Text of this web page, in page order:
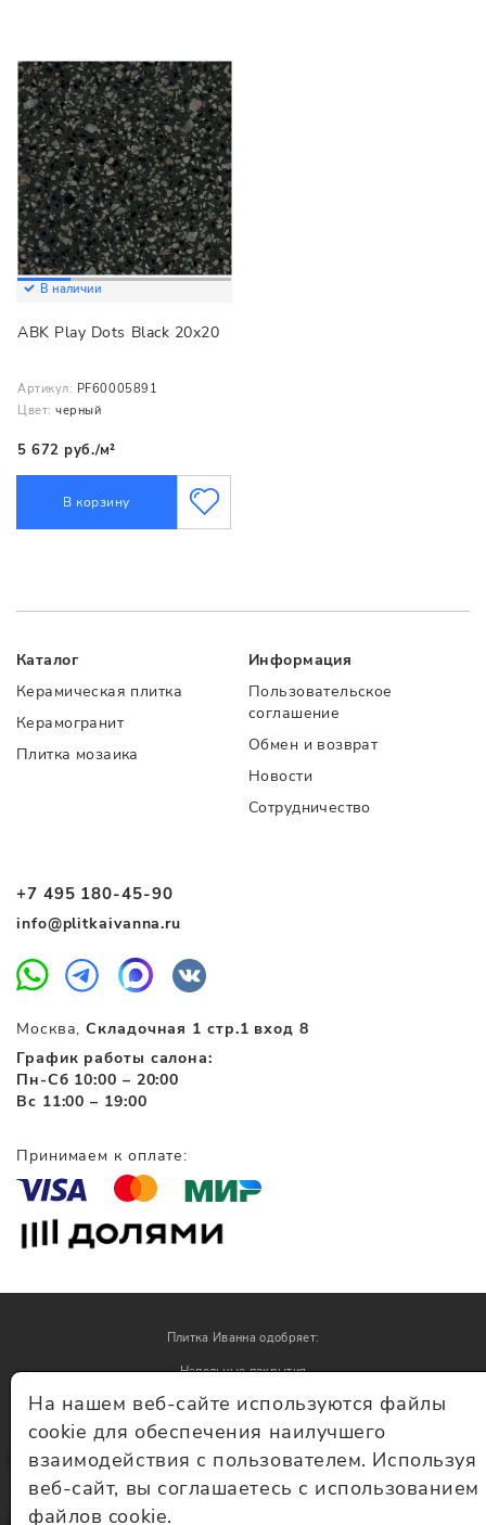
В наличии
ABK Play Dots Black 20x20
Артикул: PF60005891
Цвет: черный
5 672 руб./м²
В корзину
+7 495 180-45-90
info@plitkaivanna.ru
Москва,Складочная 1 стр.1 вход 8
График работы салона:
Пн-Сб 10:00 – 20:00
Вс 11:00 – 19:00
Каталог
Керамическая плитка
Керамогранит
Плитка мозаика
Информация
Пользовательское
соглашение
Обмен и возврат
Новости
Сотрудничество
Принимаем к оплате:
© Плитка Иванна 2026 - плитка и керамогранит
Плитка Иванна одобряет:
Напольные покрытия
Обои
На нашем веб-сайте используются файлы
cookie для обеспечения наилучшего
взаимодействия с пользователем. Используя
веб-сайт, вы соглашаетесь с использованием
файлов cookie.